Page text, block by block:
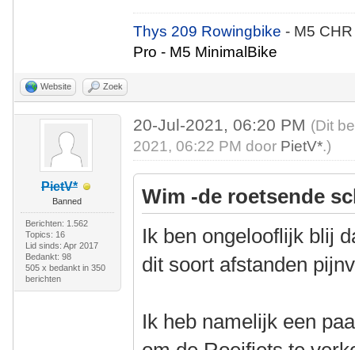
Thys 209 Rowingbike- M5
Pro - M5 MinimalBike
Website Zoek
PietV*
Banned
Berichten: 1.562
Topics: 16
Lid sinds: Apr 2017
Bedankt: 98
505 x bedankt in 350
berichten
20-Jul-2021, 06:20 PM (Dit
2021, 06:22 PM door PietV*.)
Wim -de roetsende
Ik ben ongelooflijk blij
dit soort afstanden
Ik heb namelijk een